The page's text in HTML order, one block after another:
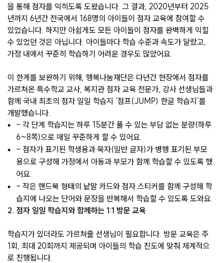
을 통해 점자를 익히도록 도왔습니다. 그 결과, 2020년부터 2025
년까지 6년간 전국에서 168명의 아이들이 점자 교육에 참여할 수
있었습니다. 하지만 아쉽게도 모든 아이들이 점자를 완벽하게 익힐
수 있었던 것은 아닙니다. 아이들마다 학습 수준과 속도가 달랐고,
가정 내에서 꾸준히 학습하기 어려운 경우도 많았어요.
이 한계를 보완하기 위해, 행복나눔재단은 다년간 현장에서 점자를
가르쳐온 특수학교 교사, 복지관 점자 교육 전문가, 강사 선생님들과
함께 국내 최초의 점자 일일 학습지 ‘점프(JUMP) 한글 학습지’를
개발했습니다.
- 각 단계 학습지는 하루 15분간 풀 수 있는 부담 없는 분량(하루
6~8쪽)으로 매일 꾸준하게 할 수 있어요.
- 점자가 표기된 학생용과 묵자(일반 글자)가 병행 표기된 부모
용으로 구성해 가정에서 아동과 부모가 함께 학습할 수 있도록 했
어요.
- 작은 핸드북 형태의 낱말 카드와 점자 스티커를 함께 구성해 학
습지에 나오는 단어와 문장을 반복해서 학습할 수 있도록 도와요.
2. 점자 일일 학습지와 함께하는 1:1 방문 교육
학습지가 있더라도 가르쳐줄 선생님이 필요합니다. 방문 교육은 주
1회, 최대 20회까지 제공되며 아이들의 학습 진도에 맞춰 체계적으
로 진행됩니다.